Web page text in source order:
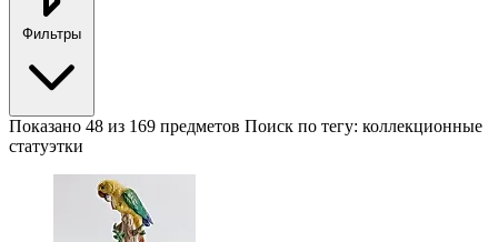
Показано 48 из 169 предметов Поиск по тегу: коллекционные
статуэтки